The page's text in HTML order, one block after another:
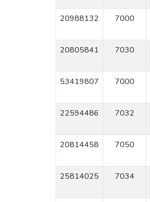
7000
20988132
7030
20805841
7000
53419807
7032
22594486
7050
20814458
7034
25814025